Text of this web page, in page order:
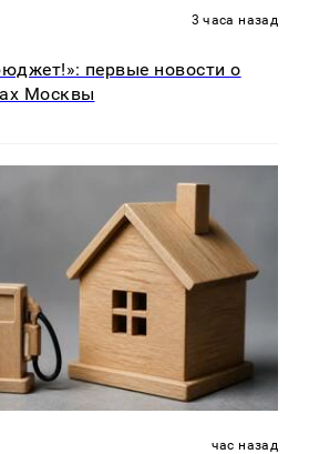
3 часа назад
первые новости о
Москвы
час назад